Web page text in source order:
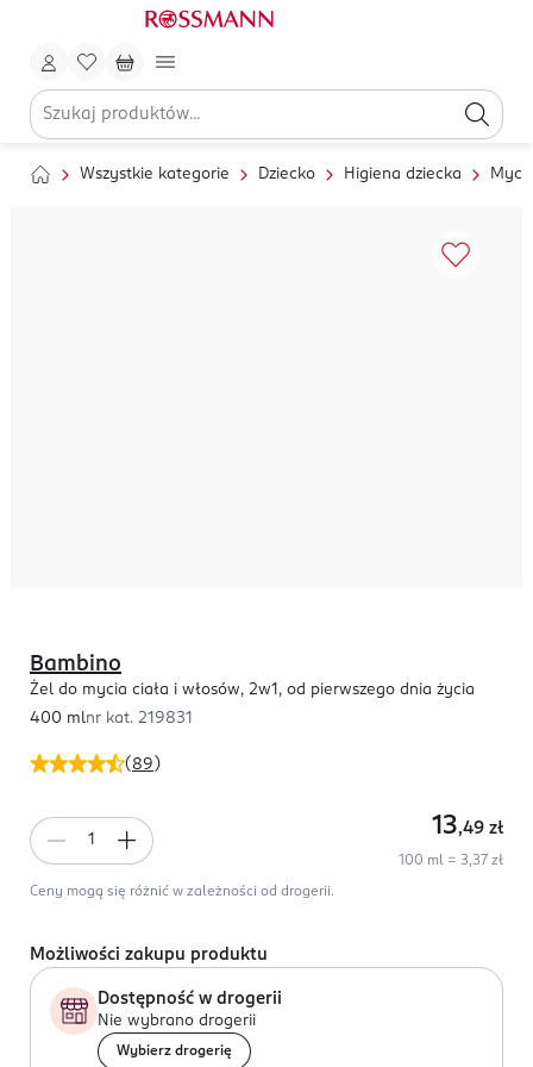
Wszystkie kategorie Dziecko Higiena dziecka
( 89 )
Bambino
Żel do mycia ciała i włosów, 2w1, od pierwszego dnia życia
400 mlnr kat. 219831
13,49 zł
100 ml = 3,37 zł
Ceny mogą się różnić w zależności od drogerii.
Możliwości zakupu produktu
Dostępność w drogerii
Nie wybrano drogerii
Wybierz drogerię